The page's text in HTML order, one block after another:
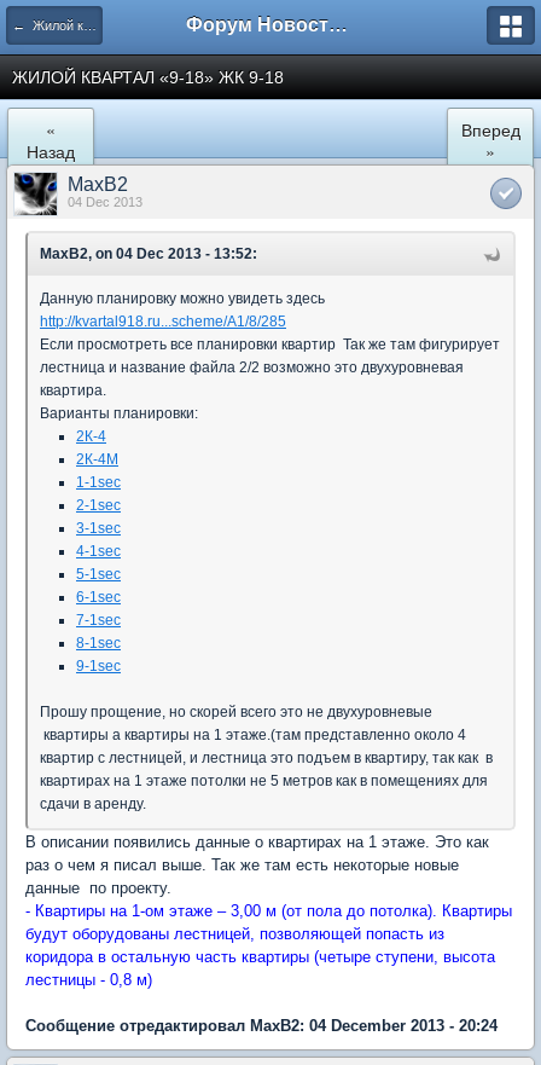
← Жилой квартал "9-18" в Мытищах Форум Новостройки
ЖИЛОЙ КВАРТАЛ «9-18» ЖК 9-18
«
Назад
Вперед
»
MaxB2
04 Dec 2013
MaxB2, on 04 Dec 2013 - 13:52:
Данную планировку можно увидеть здесь
http://kvartal918.ru...scheme/A1/8/285
Если просмотреть все планировки квартир Так же там фигурирует
лестница и название файла 2/2 возможно это двухуровневая
квартира.
Варианты планировки:
2К-4
2К-4М
1-1sec
2-1sec
3-1sec
4-1sec
5-1sec
6-1sec
7-1sec
8-1sec
9-1sec
Прошу прощение, но скорей всего это не двухуровневые
квартиры а квартиры на 1 этаже.(там представленно около 4
квартир с лестницей, и лестница это подъем в квартиру, так как в
квартирах на 1 этаже потолки не 5 метров как в помещениях для
сдачи в аренду.
В описании появились данные о квартирах на 1 этаже. Это как
раз о чем я писал выше. Так же там есть некоторые новые
данные по проекту.
- Квартиры на 1-ом этаже – 3,00 м (от пола до потолка). Квартиры
будут оборудованы лестницей, позволяющей попасть из
коридора в остальную часть квартиры (четыре ступени, высота
лестницы - 0,8 м)
Сообщение отредактировал MaxB2: 04 December 2013 - 20:24